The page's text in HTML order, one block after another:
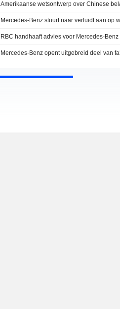
Amerikaanse wetsontwerp over Chinese
Mercedes-Benz opent uitgebreid deel van